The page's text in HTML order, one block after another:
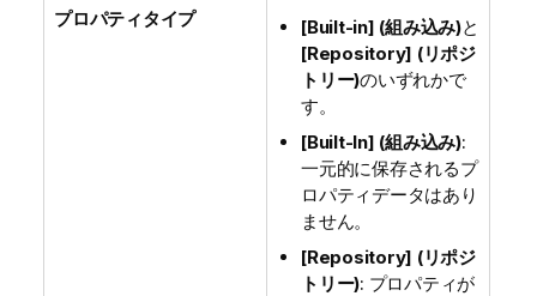
プロパティタイプ [Built-in] (組み込み)と
[Repository] (リポジ
トリー)のいずれかで
す。
[Built-In] (組み込み):
一元的に保存されるプ
ロパティデータはあり
ません。
[Repository] (リポジ
トリー): プロパティが